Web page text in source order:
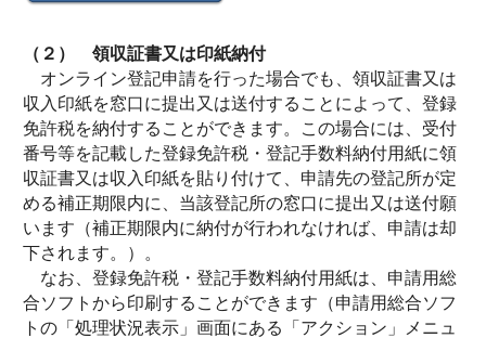
（２） 領収証書又は印紙納付
オンライン登記申請を行った場合でも、領収証書又は
収入印紙を窓口に提出又は送付することによって、登録
免許税を納付することができます。この場合には、受付
番号等を記載した登録免許税・登記手数料納付用紙に領
収証書又は収入印紙を貼り付けて、申請先の登記所が定
める補正期限内に、当該登記所の窓口に提出又は送付願
います（補正期限内に納付が行われなければ、申請は却
下されます。）。
なお、登録免許税・登記手数料納付用紙は、申請用総
合ソフトから印刷することができます（申請用総合ソフ
トの「処理状況表示」画面にある「アクション」メニュ